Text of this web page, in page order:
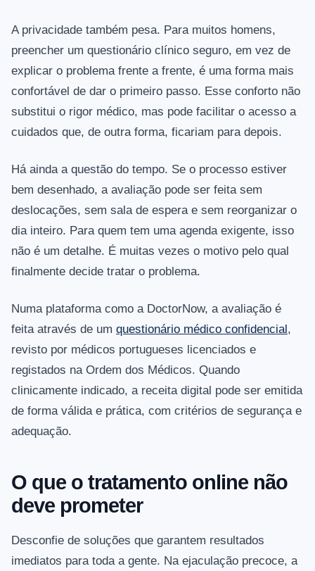
A privacidade também pesa. Para muitos homens,
preencher um questionário clínico seguro, em vez de
explicar o problema frente a frente, é uma forma mais
confortável de dar o primeiro passo. Esse conforto não
substitui o rigor médico, mas pode facilitar o acesso a
cuidados que, de outra forma, ficariam para depois.
Há ainda a questão do tempo. Se o processo estiver
bem desenhado, a avaliação pode ser feita sem
deslocações, sem sala de espera e sem reorganizar o
dia inteiro. Para quem tem uma agenda exigente, isso
não é um detalhe. É muitas vezes o motivo pelo qual
finalmente decide tratar o problema.
Numa plataforma como a DoctorNow, a avaliação é
feita através de um questionário médico confidencial,
revisto por médicos portugueses licenciados e
registados na Ordem dos Médicos. Quando
clinicamente indicado, a receita digital pode ser emitida
de forma válida e prática, com critérios de segurança e
adequação.
O que o tratamento online não
deve prometer
Desconfie de soluções que garantem resultados
imediatos para toda a gente. Na ejaculação precoce, a